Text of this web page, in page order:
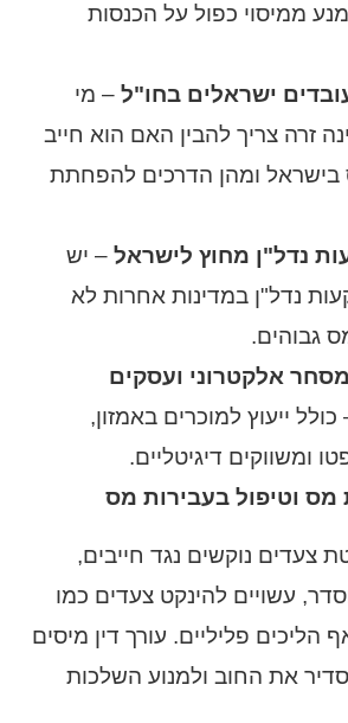
ממיסוי כפול על הכנסות
ישראלים בחו"ל – מי
זרה צריך להבין האם הוא חייב
ומהן הדרכים להפחתת
נדל"ן מחוץ לישראל – יש
נדל"ן במדינות אחרות לא
גבוהים.
אלקטרוני ועסקים
כולל ייעוץ למוכרים באמזון,
ומשווקים דיגיטליים.
צעדים נוקשים נגד חייבים,
עשויים להינקט צעדים כמו
הליכים פליליים. עורך דין מיסים
את החוב ולמנוע השלכות